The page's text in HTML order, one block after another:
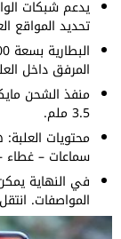
يدعم شبكات
تحديد المواقع
المرفق داخل
منفذ الشحن
3.5 ملم.
سماعات – غطاء
في النهاية
المواصفات.